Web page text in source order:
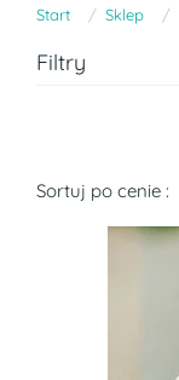
Start Sklep
Filtry
Sortuj po cenie :